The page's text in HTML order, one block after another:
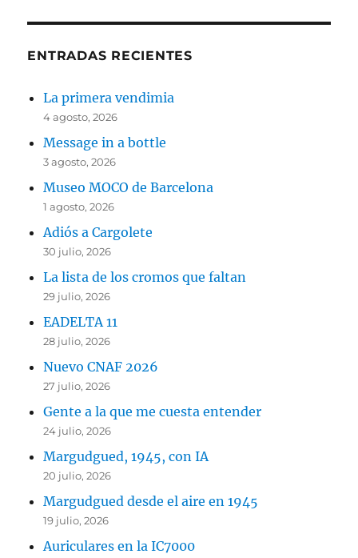
ENTRADAS RECIENTES
La primera vendimia
4 agosto, 2026
Message in a bottle
3 agosto, 2026
Museo MOCO de Barcelona
1 agosto, 2026
Adiós a Cargolete
30 julio, 2026
La lista de los cromos que faltan
29 julio, 2026
EADELTA 11
28 julio, 2026
Nuevo CNAF 2026
27 julio, 2026
Gente a la que me cuesta entender
24 julio, 2026
Margudgued, 1945, con IA
20 julio, 2026
Margudgued desde el aire en 1945
19 julio, 2026
Auriculares en la IC7000